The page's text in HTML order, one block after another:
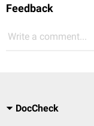
Feedback
Write a comment...
DocCheck